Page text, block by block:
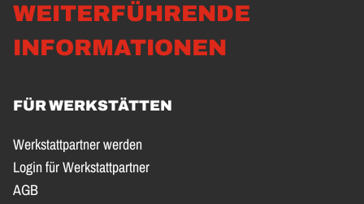
WEITERFÜHRENDE
INFORMATIONEN
FÜR WERKSTÄTTEN
Werkstattpartner werden
Login für Werkstattpartner
AGB